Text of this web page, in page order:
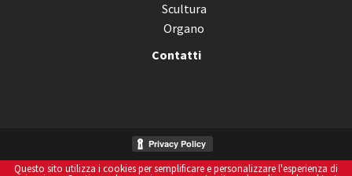
Scultura
Organo
Contatti
Questo sito utilizza i cookies per semplificare e personalizzare l'esperienza di